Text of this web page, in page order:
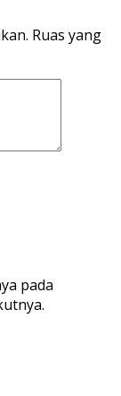
Ruas yang
pada